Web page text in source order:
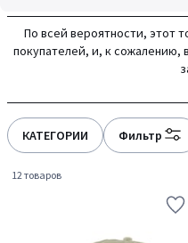
По всей вероятности, этот
покупателей, и, к сожалению,
КАТЕГОРИИ Фильтр
12 товаров